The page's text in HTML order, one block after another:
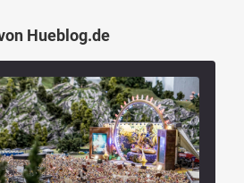
Hueblog.de